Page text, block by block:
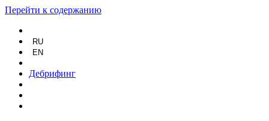
Перейти к содержанию
RU
EN
Дебрифинг